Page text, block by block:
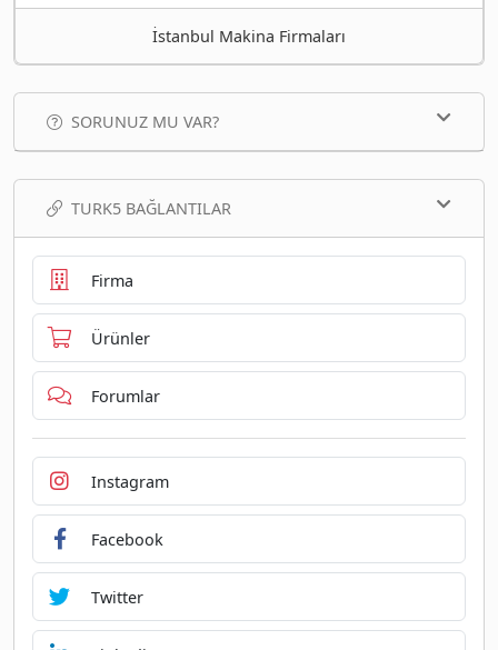
İstanbul Makina Firmaları
SORUNUZ MU VAR?
TURK5 BAĞLANTILAR
Firma
Ürünler
Forumlar
Instagram
Facebook
Twitter